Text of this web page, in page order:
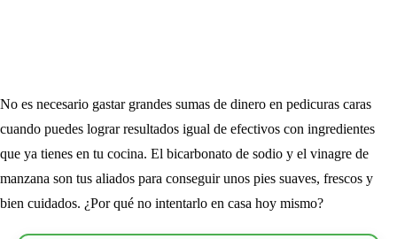
No es necesario gastar grandes sumas de dinero en pedicuras caras
cuando puedes lograr resultados igual de efectivos con ingredientes
que ya tienes en tu cocina. El bicarbonato de sodio y el vinagre de
manzana son tus aliados para conseguir unos pies suaves, frescos y
bien cuidados. ¿Por qué no intentarlo en casa hoy mismo?